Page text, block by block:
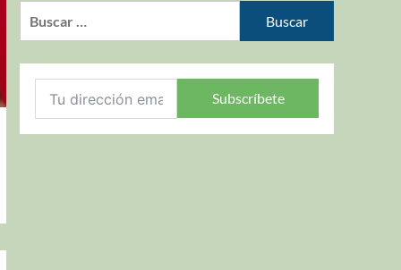
Subscríbete